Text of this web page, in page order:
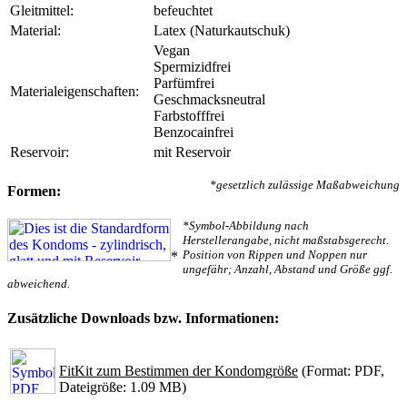
Gleitmittel:
befeuchtet
Material:
Latex (Naturkautschuk)
Materialeigenschaften:
Vegan
Spermizidfrei
Parfümfrei
Geschmacksneutral
Farbstofffrei
Benzocainfrei
Reservoir:
mit Reservoir
*gesetzlich zulässige Maßabweichung
Formen:
*
*Symbol-Abbildung nach
Herstellerangabe, nicht maßstabsgerecht.
Position von Rippen und Noppen nur
ungefähr; Anzahl, Abstand und Größe ggf.
abweichend.
Zusätzliche Downloads bzw. Informationen:
FitKit zum Bestimmen der Kondomgröße (Format: PDF,
Dateigröße: 1.09 MB)